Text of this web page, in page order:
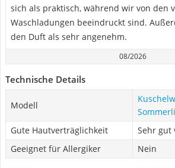
sich als praktisch, während wir von den
Waschladungen beeindruckt sind.
den Duft als sehr angenehm.
08/2026
Technische Details
Modell
Gute Hautverträglichkeit
Sehr gut
Geeignet für Allergiker
Nein